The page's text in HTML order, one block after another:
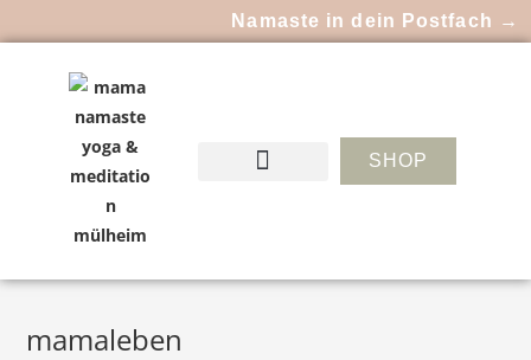
Namaste in dein Postfach →
SHOP
mamaleben